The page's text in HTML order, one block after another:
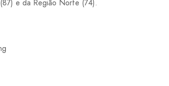
e da Região Norte (74).